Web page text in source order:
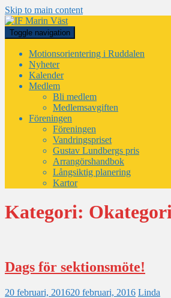
Skip to main content
Toggle navigation
Motionsorientering i Ruddalen
Nyheter
Kalender
Medlem
Bli medlem
Medlemsavgiften
Föreningen
Föreningen
Vandringspriset
Gustav Lundbergs pris
Arrangörshandbok
Långsiktig planering
Kartor
Kategori:
Dags för sektionsmöte!
20 februari, 201620 februari, 2016 Linda